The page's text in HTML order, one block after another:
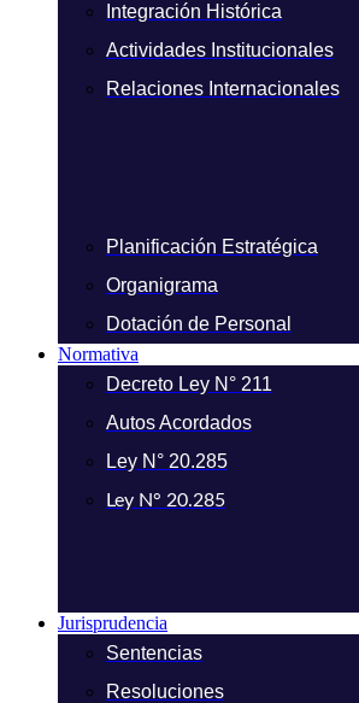
Integración Histórica
Actividades Institucionales
Relaciones Internacionales
Planificación Estratégica
Organigrama
Dotación de Personal
Normativa
Decreto Ley N° 211
Autos Acordados
Ley N° 20.285
Ley N° 20.285
Jurisprudencia
Sentencias
Resoluciones